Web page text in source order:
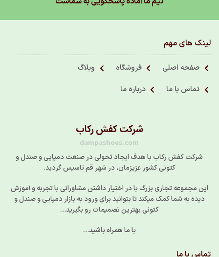
لینک های مهم
صفحه اصلی فروشگاه
وبلاگ
تماس با ما
درباره ما
شرکت کفش رکاب
dampashoes.com
شرکت کفش رکاب با هدف ایجاد تحولی در صنعت دمپایی و صندل و
کتونی کشور عزیزمان، در شهر قم تاسیس گردید.
این مجموعه تجاری بزرگ با در اختیار داشتن مشاورانی با تجربه و آموزش
دیده به شما کمک میکند تا بتوانید برای ورود به بازار دمپایی و صندل و
کتونی بهترین تصمیمات رو بگیرید…
با ما همراه باشید…
تماس با ما